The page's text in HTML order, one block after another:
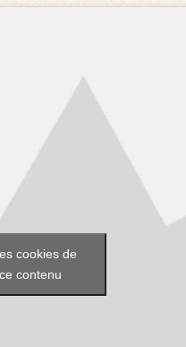
cookies de
contenu